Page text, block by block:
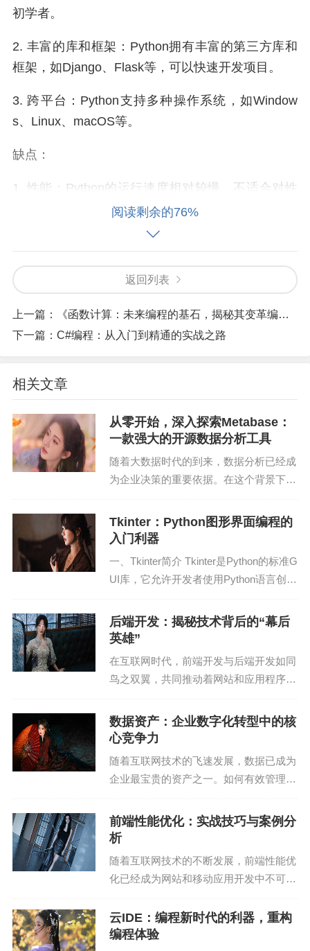
初学者。
2. 丰富的库和框架：Python拥有丰富的第三方库和
框架，如Django、Flask等，可以快速开发项目。
3. 跨平台：Python支持多种操作系统，如Window
s、Linux、macOS等。
缺点：
1. 性能：Python的运行速度相对较慢，不适合对性
能要求较高的项目。
2. 内存消耗：Python的内存消耗较大，不适合处理
大量数据。
适用场景：
1. Web开发：Django、Flask等框架可以帮助开发者
2. 数据分析：NumPy、Pandas等库可以帮助开发者
进行数据分析。
3. 人工智能：TensorFlow、Keras等库可以帮助开发
者进行深度学习。
Java是一种面向对象的编程语言，具有跨平台、安
全性高、性能稳定等特点。Java广泛应用于企业级
应用、Android开发等领域。
1. 跨平台：Java程序可以在任何支持Java虚拟机的
平台上运行。
2. 丰富的生态系统：Java拥有庞大的生态系统，包
3. 安全性：Java具有较好的安全性，可以防止恶意
代码攻击。
1. 语法复杂：Java语法相对复杂，学习曲线较陡
峭。
2. 内存消耗：Java的内存消耗较大，不适合处理大
适用场景：
阅读剩余的76%
返回列表
上一篇：
《函数计算：未来编程的基石，揭秘其变革编程世界的秘密武器》
下一篇： C#编程：从入门到精通的实战之路
相关文章
从零开始，深入探索Metabase：
一款强大的开源数据分析工具
随着大数据时代的到来，数据分析已经成
为企业决策的重要依据。在这个背景下，
其中，Metabase作为一款功能强大、易
于使用的开源数据分析平台，受到了广泛
Tkinter：Python图形界面编程的
入门利器
一、Tkinter简介 Tkinter是Python的标准G
UI库，它允许开发者使用Python语言创建
具有简单易用、功能丰富、开源免费等特
点，因此深受广...
后端开发：揭秘技术背后的“幕后
英雄”
在互联网时代，前端开发与后端开发如同
鸟之双翼，共同推动着网站和应用程序的
开发，后端开发往往被忽视，成为技术背
后的“幕后英雄”。本文将深入剖析后端开
数据资产：企业数字化转型中的核
心竞争力
随着互联网技术的飞速发展，数据已成为
企业最宝贵的资产之一。如何有效管理和
型、提升竞争力的关键。本文将深入分析
数据资产在企业中的重要性，探讨如何构
前端性能优化：实战技巧与案例分
析
随着互联网技术的不断发展，前端性能优
化已经成为网站和移动应用开发中不可或
要有良好的用户体验，还要保证在用户访
问时能够快速响应，提供流畅的交互体
云IDE：编程新时代的利器，重构
编程体验